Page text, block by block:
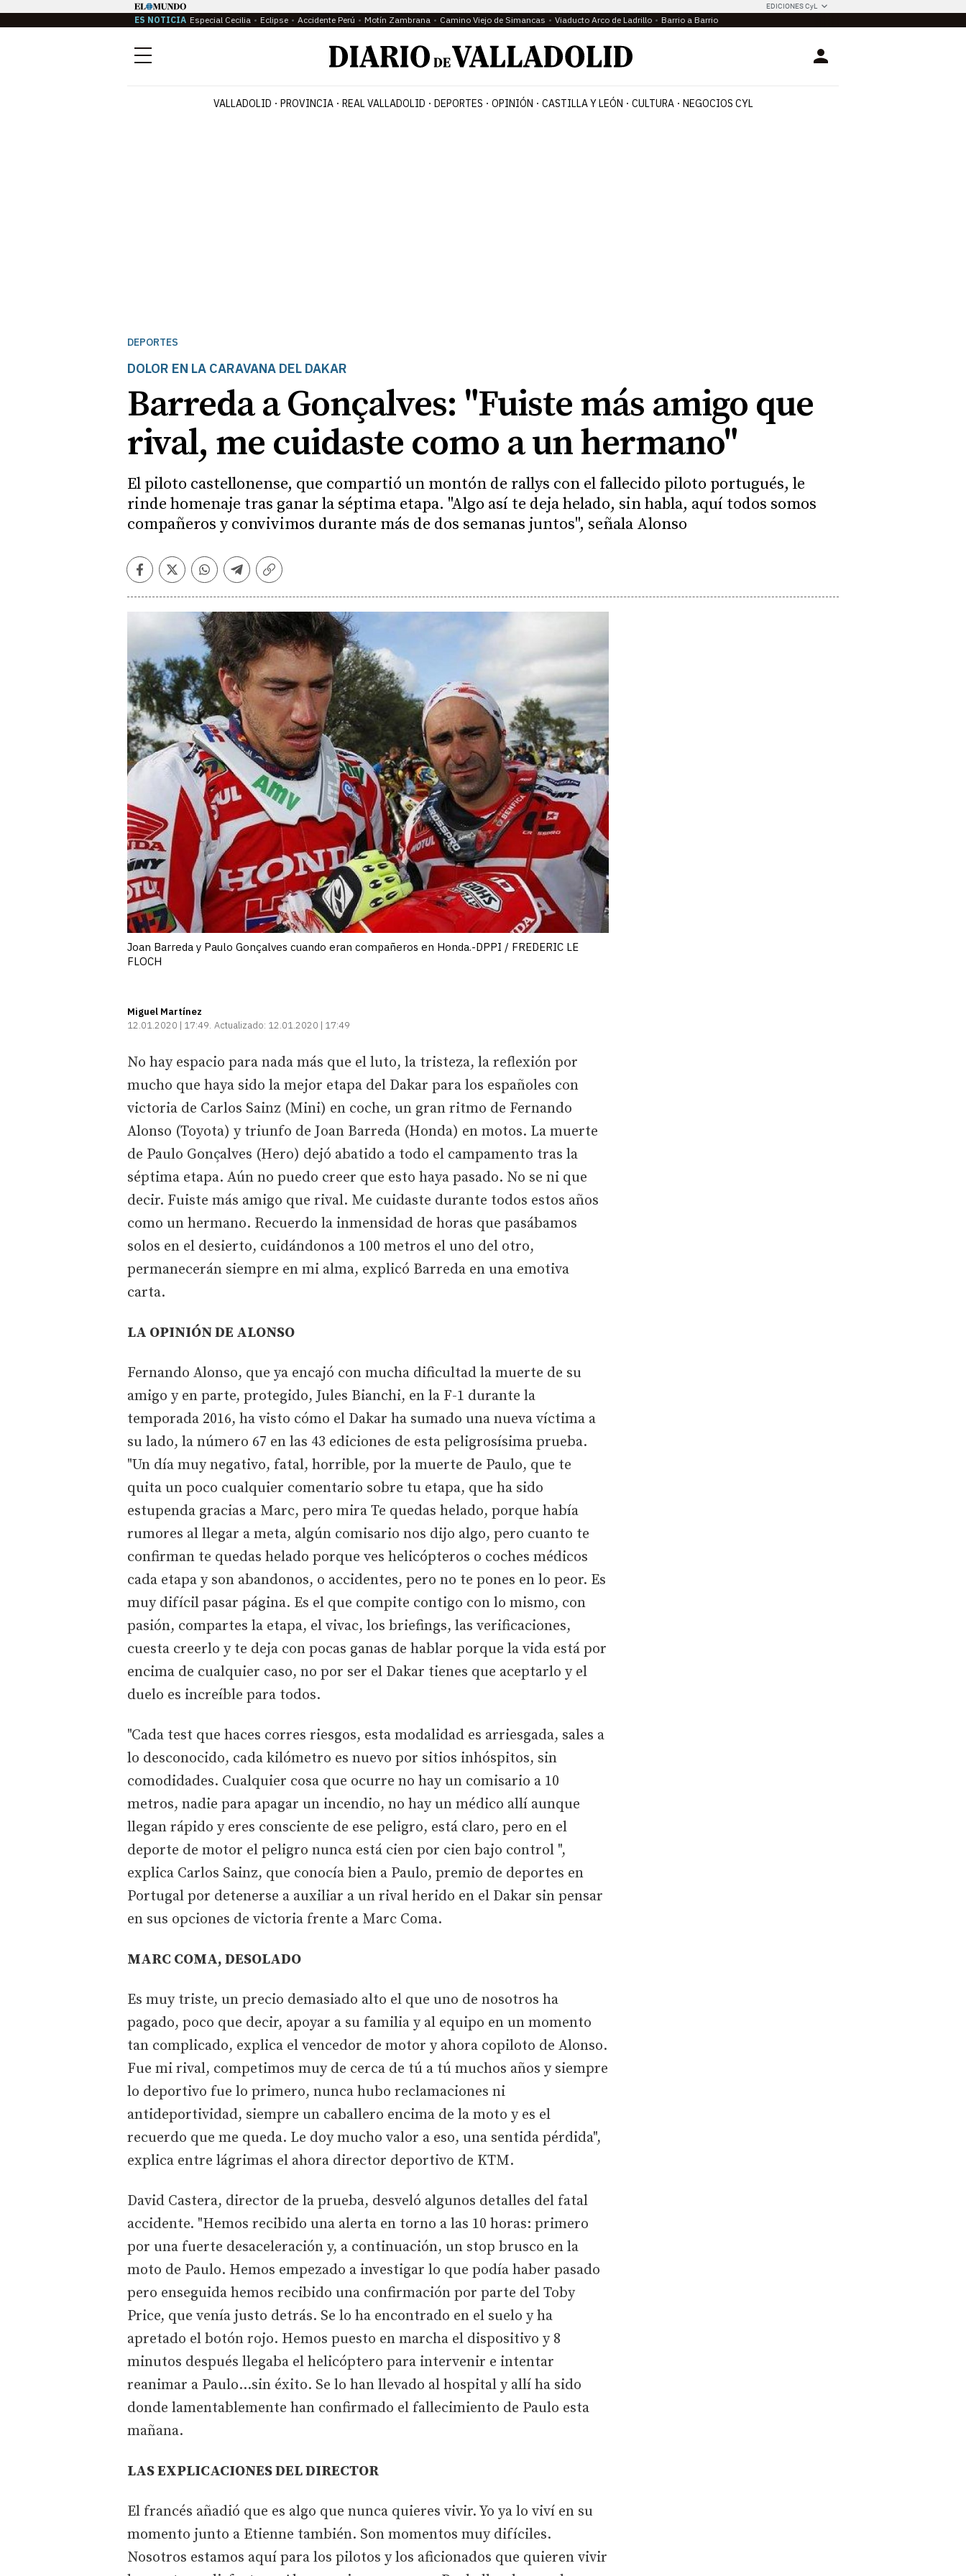
EDICIONES CyL
ES NOTICIA Especial Cecilia Eclipse Accidente Perú Motín Zambrana Camino Viejo de Simancas Viaducto Arco de Ladrillo Barrio a Barrio
Menú Login
VALLADOLID PROVINCIA REAL VALLADOLID DEPORTES OPINIÓN CASTILLA Y LEÓN CULTURA NEGOCIOS CYL
DEPORTES
DOLOR EN LA CARAVANA DEL DAKAR
Barreda a Gonçalves: "Fuiste más amigo que
rival, me cuidaste como a un hermano"
El piloto castellonense, que compartió un montón de rallys con el fallecido piloto portugués, le
rinde homenaje tras ganar la séptima etapa. "Algo así te deja helado, sin habla, aquí todos somos
compañeros y convivimos durante más de dos semanas juntos", señala Alonso
Facebook
TwitterWhatsapp
Telegram
Copiar
Joan Barreda y Paulo Gonçalves cuando eran compañeros en Honda.-DPPI / FREDERIC LE
FLOCH
Miguel Martínez
12.01.2020 | 17:49 Actualizado: 12.01.2020 | 17:49
No hay espacio para nada más que el luto, la tristeza, la reflexión por
mucho que haya sido la mejor etapa del Dakar para los españoles con
victoria de Carlos Sainz (Mini) en coche, un gran ritmo de Fernando
Alonso (Toyota) y triunfo de Joan Barreda (Honda) en motos. La muerte
de Paulo Gonçalves (Hero) dejó abatido a todo el campamento tras la
séptima etapa. Aún no puedo creer que esto haya pasado. No se ni que
decir. Fuiste más amigo que rival. Me cuidaste durante todos estos años
como un hermano. Recuerdo la inmensidad de horas que pasábamos
solos en el desierto, cuidándonos a 100 metros el uno del otro,
permanecerán siempre en mi alma, explicó Barreda en una emotiva
carta.
LA OPINIÓN DE ALONSO
Fernando Alonso, que ya encajó con mucha dificultad la muerte de su
amigo y en parte, protegido, Jules Bianchi, en la F-1 durante la
temporada 2016, ha visto cómo el Dakar ha sumado una nueva víctima a
su lado, la número 67 en las 43 ediciones de esta peligrosísima prueba.
"Un día muy negativo, fatal, horrible, por la muerte de Paulo, que te
quita un poco cualquier comentario sobre tu etapa, que ha sido
estupenda gracias a Marc, pero mira Te quedas helado, porque había
rumores al llegar a meta, algún comisario nos dijo algo, pero cuanto te
confirman te quedas helado porque ves helicópteros o coches médicos
cada etapa y son abandonos, o accidentes, pero no te pones en lo peor. Es
muy difícil pasar página. Es el que compite contigo con lo mismo, con
pasión, compartes la etapa, el vivac, los briefings, las verificaciones,
cuesta creerlo y te deja con pocas ganas de hablar porque la vida está por
encima de cualquier caso, no por ser el Dakar tienes que aceptarlo y el
duelo es increíble para todos.
"Cada test que haces corres riesgos, esta modalidad es arriesgada, sales a
lo desconocido, cada kilómetro es nuevo por sitios inhóspitos, sin
comodidades. Cualquier cosa que ocurre no hay un comisario a 10
metros, nadie para apagar un incendio, no hay un médico allí aunque
llegan rápido y eres consciente de ese peligro, está claro, pero en el
deporte de motor el peligro nunca está cien por cien bajo control ",
explica Carlos Sainz, que conocía bien a Paulo, premio de deportes en
Portugal por detenerse a auxiliar a un rival herido en el Dakar sin pensar
en sus opciones de victoria frente a Marc Coma.
MARC COMA, DESOLADO
Es muy triste, un precio demasiado alto el que uno de nosotros ha
pagado, poco que decir, apoyar a su familia y al equipo en un momento
tan complicado, explica el vencedor de motor y ahora copiloto de Alonso.
Fue mi rival, competimos muy de cerca de tú a tú muchos años y siempre
lo deportivo fue lo primero, nunca hubo reclamaciones ni
antideportividad, siempre un caballero encima de la moto y es el
recuerdo que me queda. Le doy mucho valor a eso, una sentida pérdida",
explica entre lágrimas el ahora director deportivo de KTM.
David Castera, director de la prueba, desveló algunos detalles del fatal
accidente. "Hemos recibido una alerta en torno a las 10 horas: primero
por una fuerte desaceleración y, a continuación, un stop brusco en la
moto de Paulo. Hemos empezado a investigar lo que podía haber pasado
pero enseguida hemos recibido una confirmación por parte del Toby
Price, que venía justo detrás. Se lo ha encontrado en el suelo y ha
apretado el botón rojo. Hemos puesto en marcha el dispositivo y 8
minutos después llegaba el helicóptero para intervenir e intentar
reanimar a Paulo...sin éxito. Se lo han llevado al hospital y allí ha sido
donde lamentablemente han confirmado el fallecimiento de Paulo esta
mañana.
LAS EXPLICACIONES DEL DIRECTOR
El francés añadió que es algo que nunca quieres vivir. Yo ya lo viví en su
momento junto a Etienne también. Son momentos muy difíciles.
Nosotros estamos aquí para los pilotos y los aficionados que quieren vivir